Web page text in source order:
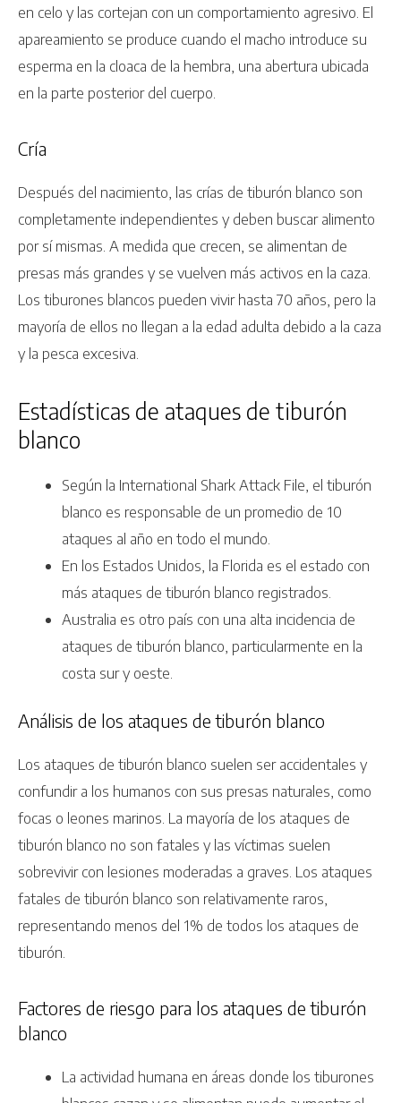
en celo y las cortejan con un comportamiento agresivo. El
apareamiento se produce cuando el macho introduce su
esperma en la cloaca de la hembra, una abertura ubicada
en la parte posterior del cuerpo.
Cría
Después del nacimiento, las crías de tiburón blanco son
completamente independientes y deben buscar alimento
por sí mismas. A medida que crecen, se alimentan de
presas más grandes y se vuelven más activos en la caza.
Los tiburones blancos pueden vivir hasta 70 años, pero la
mayoría de ellos no llegan a la edad adulta debido a la caza
y la pesca excesiva.
Estadísticas de ataques de tiburón
blanco
Según la International Shark Attack File, el tiburón
blanco es responsable de un promedio de 10
ataques al año en todo el mundo.
En los Estados Unidos, la Florida es el estado con
más ataques de tiburón blanco registrados.
Australia es otro país con una alta incidencia de
ataques de tiburón blanco, particularmente en la
costa sur y oeste.
Análisis de los ataques de tiburón blanco
Los ataques de tiburón blanco suelen ser accidentales y
confundir a los humanos con sus presas naturales, como
focas o leones marinos. La mayoría de los ataques de
tiburón blanco no son fatales y las víctimas suelen
sobrevivir con lesiones moderadas a graves. Los ataques
fatales de tiburón blanco son relativamente raros,
representando menos del 1% de todos los ataques de
tiburón.
Factores de riesgo para los ataques de tiburón
blanco
La actividad humana en áreas donde los tiburones